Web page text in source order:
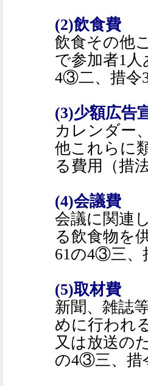
(2)飲食費
飲食その他
で参加者1人
4③二、措令
(3)少額広告
カレンダー
他これらに
る費用（措
(4)会議費
会議に関連
る飲食物を
61の4③三、
(5)取材費
新聞、雑誌
めに行われ
又は放送の
の4③三、措